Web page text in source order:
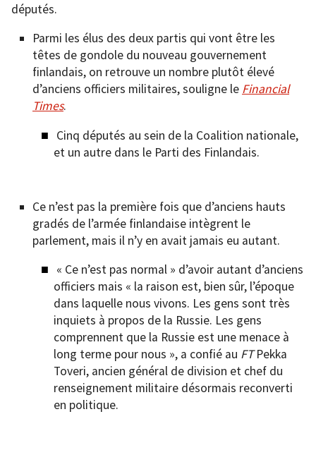
députés.
Parmi les élus des deux partis qui vont être les
têtes de gondole du nouveau gouvernement
finlandais, on retrouve un nombre plutôt élevé
d’anciens officiers militaires, souligne le Financial
Times.
Cinq députés au sein de la Coalition nationale,
et un autre dans le Parti des Finlandais.
Ce n’est pas la première fois que d’anciens hauts
gradés de l’armée finlandaise intègrent le
parlement, mais il n’y en avait jamais eu autant.
« Ce n’est pas normal » d’avoir autant d’anciens
officiers mais « la raison est, bien sûr, l’époque
dans laquelle nous vivons. Les gens sont très
inquiets à propos de la Russie. Les gens
comprennent que la Russie est une menace à
long terme pour nous », a confié au FTPekka
Toveri, ancien général de division et chef du
renseignement militaire désormais reconverti
en politique.